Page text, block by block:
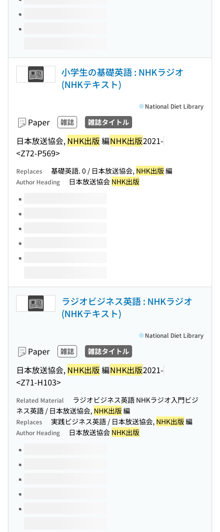
小学生の基礎英語 : NHKラジオ
(NHKテキスト)
Paper 雑誌 雑誌タイトル
日本放送協会, NHK出版 編NHK出版2021-
<Z72-P569>
National Diet Library
Replaces 基礎英語. 0 / 日本放送協会, NHK出版編
Author Heading 日本放送協会 NHK出版
Volumes of this title
ラジオビジネス英語 : NHKラジオ
(NHKテキスト)
Paper 雑誌 雑誌タイトル
日本放送協会, NHK出版 編NHK出版2021-
<Z71-H103>
National Diet Library
Related Material
ラジオビジネス英語 NHKラジオ入門ビジ
ネス英語 / 日本放送協会, NHK出版編
Replaces 実践ビジネス英語 / 日本放送協会, NHK出版編
Author Heading 日本放送協会 NHK出版
Volumes of this title